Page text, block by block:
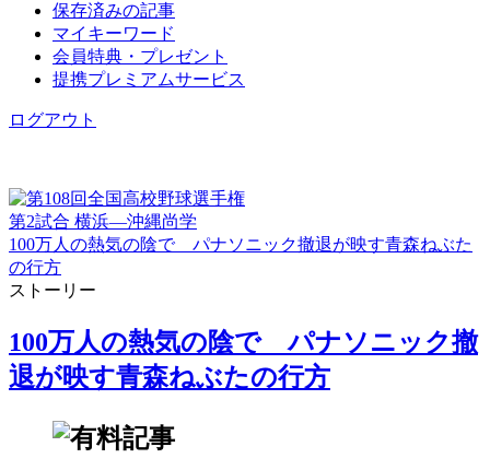
保存済みの記事
マイキーワード
会員特典・プレゼント
提携プレミアムサービス
ログアウト
第2試合 横浜―沖縄尚学
100万人の熱気の陰で パナソニック撤退が映す青森ねぶた
の行方
ストーリー
100万人の熱気の陰で パナソニック撤
退が映す青森ねぶたの行方